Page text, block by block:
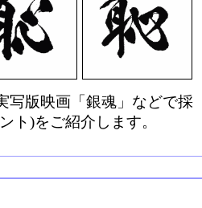
写版映画「銀魂」などで採
ト)をご紹介します。